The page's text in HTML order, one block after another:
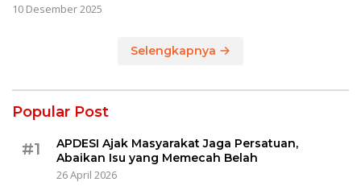
10 Desember 2025
Selengkapnya
Popular Post
#1
APDESI Ajak Masyarakat Jaga Persatuan,
Abaikan Isu yang Memecah Belah
26 April 2026